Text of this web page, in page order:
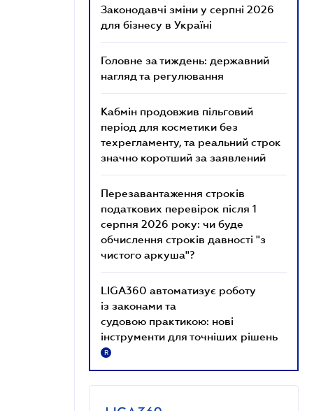
Законодавчі зміни у серпні 2026
для бізнесу в Україні
Головне за тиждень: державний
нагляд та регулювання
Кабмін продовжив пільговий
період для косметики без
техрегламенту, та реальний строк
значно коротший за заявлений
Перезавантаження строків
податкових перевірок після 1
серпня 2026 року: чи буде
обчислення строків давності "з
чистого аркуша"?
LIGA360 автоматизує роботу
із законами та
судовою практикою: нові
інструменти для точніших рішень
R